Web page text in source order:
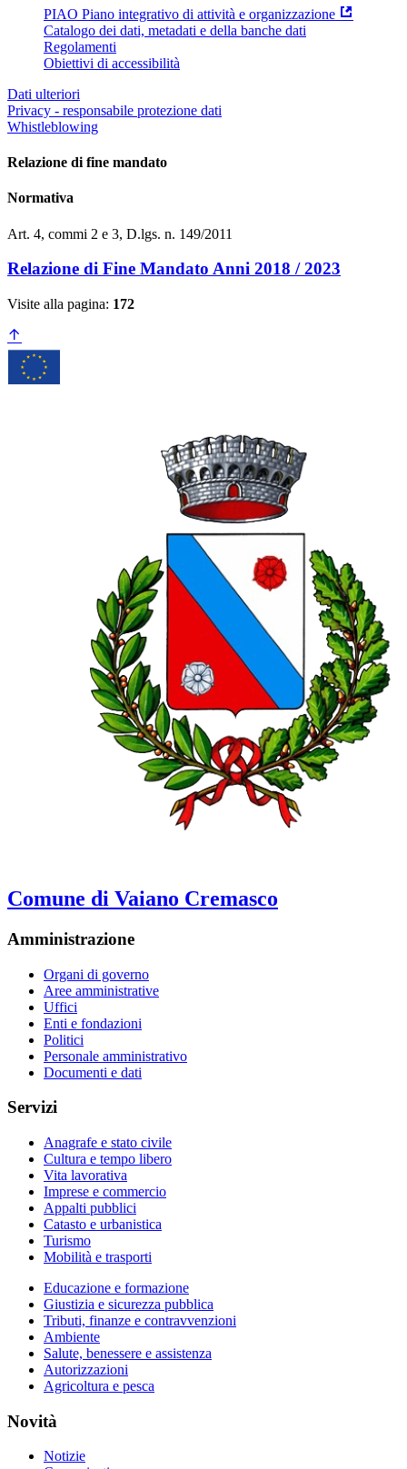
PIAO Piano integrativo di attività e organizzazione
Catalogo dei dati, metadati e della banche dati
Regolamenti
Obiettivi di accessibilità
Dati ulteriori
Privacy - responsabile protezione dati
Whistleblowing
Relazione di fine mandato
Normativa
Art. 4, commi 2 e 3, D.lgs. n. 149/2011
Relazione di Fine Mandato Anni 2018 / 2023
Visite alla pagina: 172
Comune di Vaiano Cremasco
Amministrazione
Organi di governo
Aree amministrative
Uffici
Enti e fondazioni
Politici
Personale amministrativo
Documenti e dati
Servizi
Anagrafe e stato civile
Cultura e tempo libero
Vita lavorativa
Imprese e commercio
Appalti pubblici
Catasto e urbanistica
Turismo
Mobilità e trasporti
Educazione e formazione
Giustizia e sicurezza pubblica
Tributi, finanze e contravvenzioni
Ambiente
Salute, benessere e assistenza
Autorizzazioni
Agricoltura e pesca
Novità
Notizie